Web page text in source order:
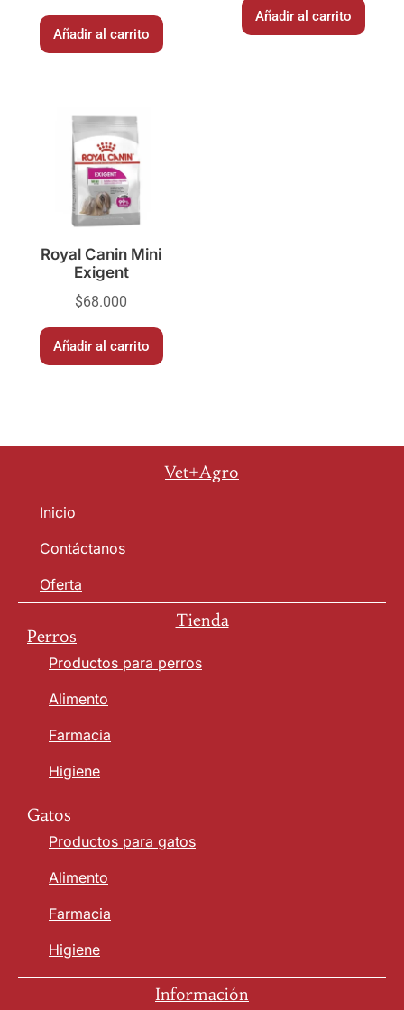
Añadir al carrito
Añadir al carrito
Royal Canin Mini
Exigent
$68.000
Añadir al carrito
Vet+Agro
Inicio
Contáctanos
Oferta
Tienda
Perros
Productos para perros
Alimento
Farmacia
Higiene
Gatos
Productos para gatos
Alimento
Farmacia
Higiene
Información